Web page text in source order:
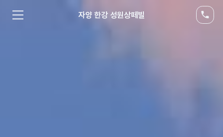
자양 한강 성원상떼빌